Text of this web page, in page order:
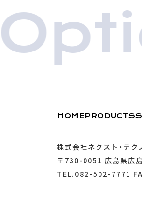
HOMEPRODUCTS
株式会社ネクスト・テク
〒730-0051 広島県広
TEL.082-502-7771